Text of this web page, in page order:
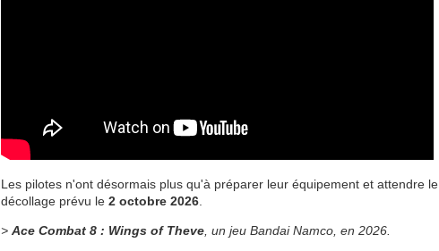
Les pilotes n'ont désormais plus qu'à préparer leur équipement et attendre le
décollage prévu le 2 octobre 2026.
> Ace Combat 8 : Wings of Theve, un jeu Bandai Namco, en 2026.